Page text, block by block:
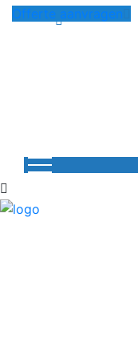
Welkom bij
Offerte aanvragen